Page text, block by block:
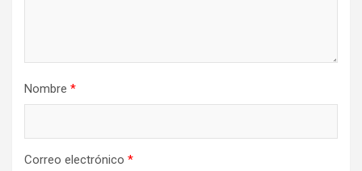
Nombre *
Correo electrónico *